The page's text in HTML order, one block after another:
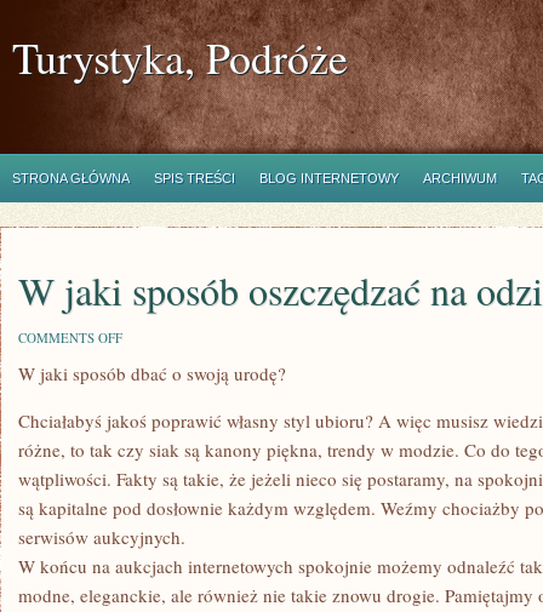
Turystyka, Podróże
STRONA GŁÓWNA SPIS TREŚCI BLOG INTERNETOWY ARCHIWUM
W jaki sposób oszczędzać na
COMMENTS OFFON
JAKI
NA
ODZIEŻY?
W jaki sposób dbać o swoją urodę?
Chciałabyś jakoś poprawić własny styl ubioru? A więc musisz
różne, to tak czy siak są kanony piękna, trendy w modzie. Co do
wątpliwości. Fakty są takie, że jeżeli nieco się postaramy, na
są kapitalne pod dosłownie każdym względem. Weźmy chociażby
serwisów aukcyjnych.
W końcu na aukcjach internetowych spokojnie możemy odnaleźć
modne, eleganckie, ale również nie takie znowu drogie. Pamiętajmy